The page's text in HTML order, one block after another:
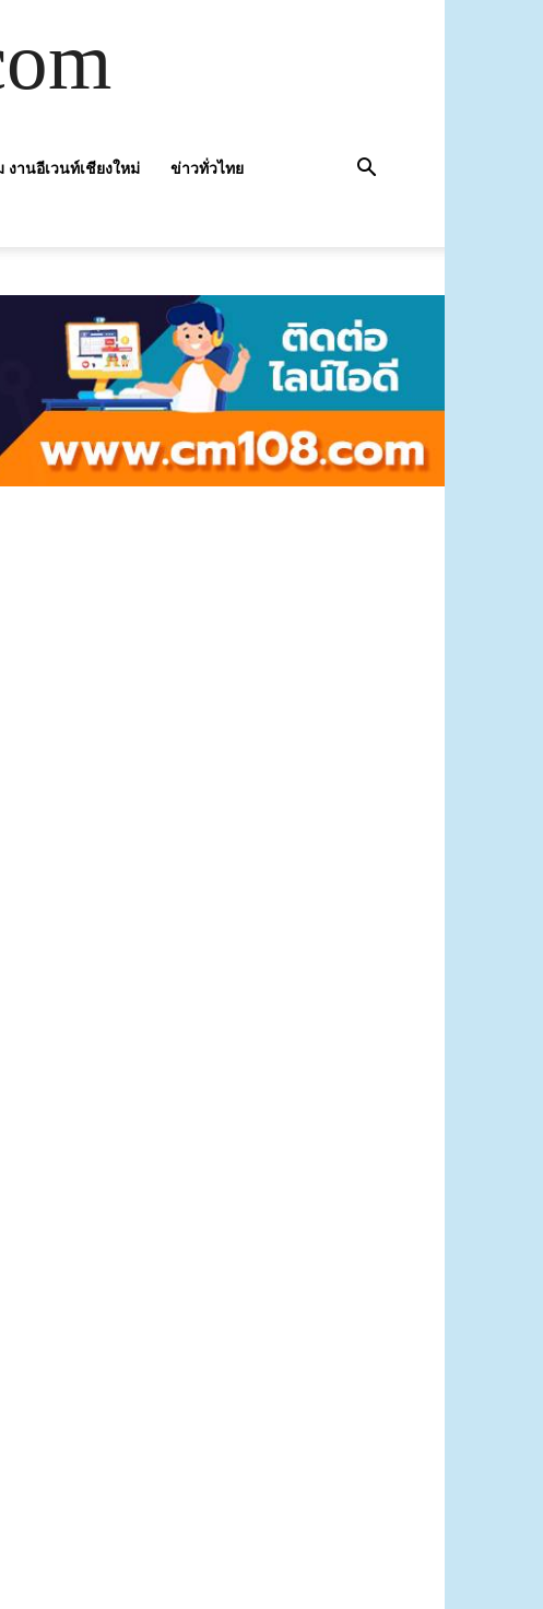
งานอีเวนท์เชียงใหม่ ข่าวทั่วไทย